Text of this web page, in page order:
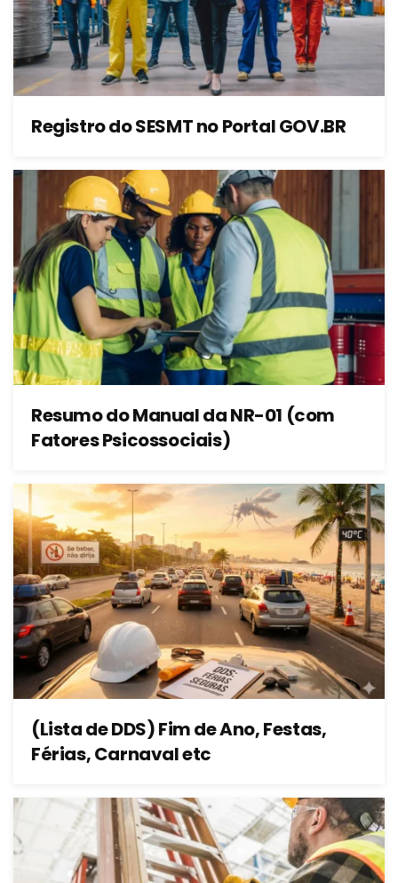
Registro do SESMT no Portal GOV.BR
Resumo do Manual da NR-01 (com
Fatores Psicossociais)
(Lista de DDS) Fim de Ano, Festas,
Férias, Carnaval etc